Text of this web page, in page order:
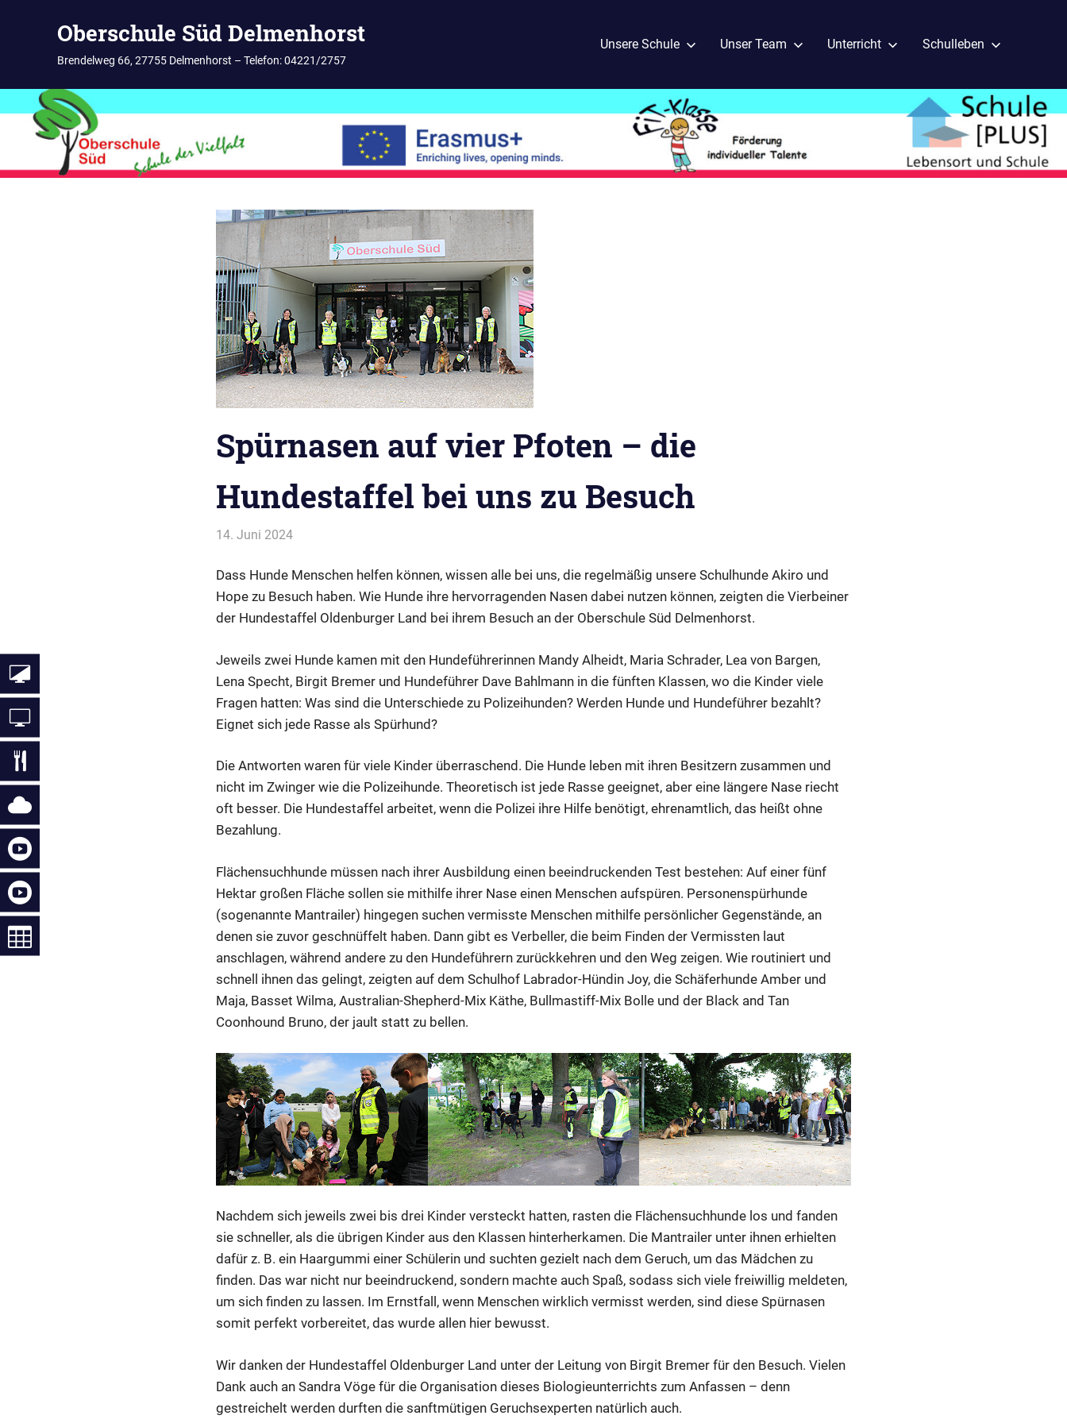
Oberschule Süd Delmenhorst
Brendelweg 66, 27755 Delmenhorst – Telefon: 04221/2757
Unsere Schule Unser Team Unterricht Schulleben
Spürnasen auf vier Pfoten – die
Hundestaffel bei uns zu Besuch
14. Juni 2024
Dass Hunde Menschen helfen können, wissen alle bei uns, die regelmäßig unsere Schulhunde Akiro und
Hope zu Besuch haben. Wie Hunde ihre hervorragenden Nasen dabei nutzen können, zeigten die Vierbeiner
der Hundestaffel Oldenburger Land bei ihrem Besuch an der Oberschule Süd Delmenhorst.
Jeweils zwei Hunde kamen mit den Hundeführerinnen Mandy Alheidt, Maria Schrader, Lea von Bargen,
Lena Specht, Birgit Bremer und Hundeführer Dave Bahlmann in die fünften Klassen, wo die Kinder viele
Fragen hatten: Was sind die Unterschiede zu Polizeihunden? Werden Hunde und Hundeführer bezahlt?
Eignet sich jede Rasse als Spürhund?
Die Antworten waren für viele Kinder überraschend. Die Hunde leben mit ihren Besitzern zusammen und
nicht im Zwinger wie die Polizeihunde. Theoretisch ist jede Rasse geeignet, aber eine längere Nase riecht
oft besser. Die Hundestaffel arbeitet, wenn die Polizei ihre Hilfe benötigt, ehrenamtlich, das heißt ohne
Bezahlung.
Flächensuchhunde müssen nach ihrer Ausbildung einen beeindruckenden Test bestehen: Auf einer fünf
Hektar großen Fläche sollen sie mithilfe ihrer Nase einen Menschen aufspüren. Personenspürhunde
(sogenannte Mantrailer) hingegen suchen vermisste Menschen mithilfe persönlicher Gegenstände, an
denen sie zuvor geschnüffelt haben. Dann gibt es Verbeller, die beim Finden der Vermissten laut
anschlagen, während andere zu den Hundeführern zurückkehren und den Weg zeigen. Wie routiniert und
schnell ihnen das gelingt, zeigten auf dem Schulhof Labrador-Hündin Joy, die Schäferhunde Amber und
Maja, Basset Wilma, Australian-Shepherd-Mix Käthe, Bullmastiff-Mix Bolle und der Black and Tan
Coonhound Bruno, der jault statt zu bellen.
Nachdem sich jeweils zwei bis drei Kinder versteckt hatten, rasten die Flächensuchhunde los und fanden
sie schneller, als die übrigen Kinder aus den Klassen hinterherkamen. Die Mantrailer unter ihnen erhielten
dafür z. B. ein Haargummi einer Schülerin und suchten gezielt nach dem Geruch, um das Mädchen zu
finden. Das war nicht nur beeindruckend, sondern machte auch Spaß, sodass sich viele freiwillig meldeten,
um sich finden zu lassen. Im Ernstfall, wenn Menschen wirklich vermisst werden, sind diese Spürnasen
somit perfekt vorbereitet, das wurde allen hier bewusst.
Wir danken der Hundestaffel Oldenburger Land unter der Leitung von Birgit Bremer für den Besuch. Vielen
Dank auch an Sandra Vöge für die Organisation dieses Biologieunterrichts zum Anfassen – denn
gestreichelt werden durften die sanftmütigen Geruchsexperten natürlich auch.